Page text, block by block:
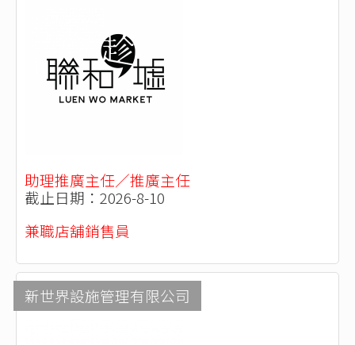
助理推廣主任／推廣主任
截止日期：2026-8-10
兼職店舖銷售員
新世界設施管理有限公司